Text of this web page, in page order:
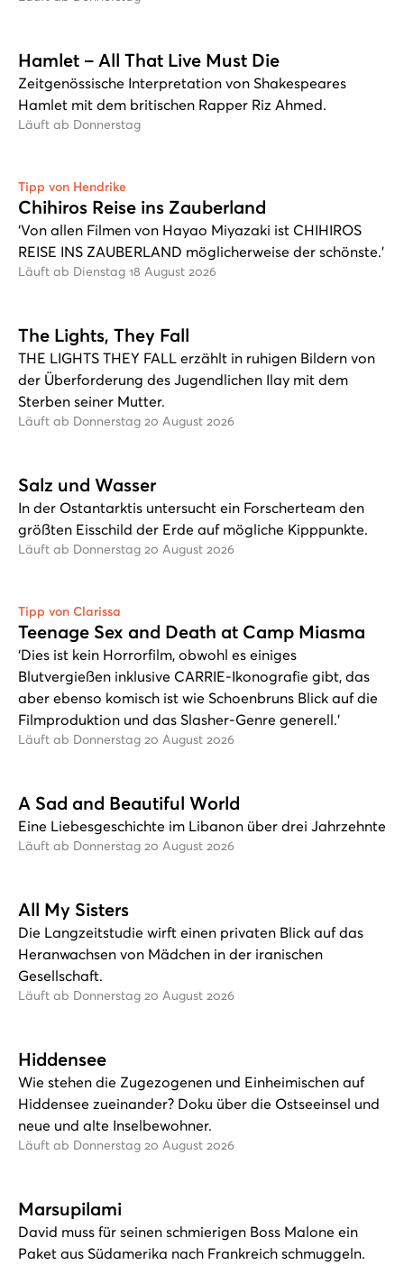
Hamlet – All That Live Must Die
Zeitgenössische Interpretation von Shakespeares
Hamlet mit dem britischen Rapper Riz Ahmed.
Läuft ab Donnerstag
Tipp von Hendrike
Chihiros Reise ins Zauberland
‘Von allen Filmen von Hayao Miyazaki ist CHIHIROS
REISE INS ZAUBERLAND möglicherweise der schönste.’
Läuft ab Dienstag 18 August 2026
The Lights, They Fall
THE LIGHTS THEY FALL erzählt in ruhigen Bildern von
der Überforderung des Jugendlichen Ilay mit dem
Sterben seiner Mutter.
Läuft ab Donnerstag 20 August 2026
Salz und Wasser
In der Ostantarktis untersucht ein Forscherteam den
größten Eisschild der Erde auf mögliche Kipppunkte.
Läuft ab Donnerstag 20 August 2026
Tipp von Clarissa
Teenage Sex and Death at Camp Miasma
‘Dies ist kein Horrorfilm, obwohl es einiges
Blutvergießen inklusive CARRIE-Ikonografie gibt, das
aber ebenso komisch ist wie Schoenbruns Blick auf die
Filmproduktion und das Slasher-Genre generell.’
Läuft ab Donnerstag 20 August 2026
A Sad and Beautiful World
Eine Liebesgeschichte im Libanon über drei Jahrzehnte
Läuft ab Donnerstag 20 August 2026
All My Sisters
Die Langzeitstudie wirft einen privaten Blick auf das
Heranwachsen von Mädchen in der iranischen
Gesellschaft.
Läuft ab Donnerstag 20 August 2026
Hiddensee
Wie stehen die Zugezogenen und Einheimischen auf
Hiddensee zueinander? Doku über die Ostseeinsel und
neue und alte Inselbewohner.
Läuft ab Donnerstag 20 August 2026
Marsupilami
David muss für seinen schmierigen Boss Malone ein
Paket aus Südamerika nach Frankreich schmuggeln.